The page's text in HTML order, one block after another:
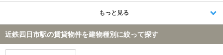
もっと見る
近鉄四日市駅の賃貸物件を建物種別に絞って探す